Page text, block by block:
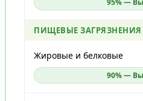
ПИЩЕВЫЕ ЗАГРЯЗНЕНИЯ
Жировые и белковые
90% —